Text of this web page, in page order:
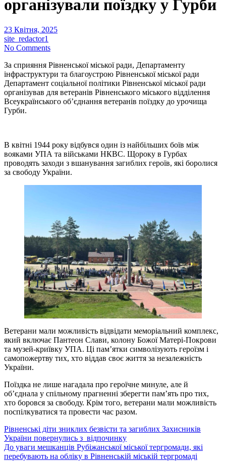
організували поїздку у Гурби
23 Квітня, 2025
site_redactor1
No Comments
За сприяння Рівненської міської ради, Департаменту
інфраструктури та благоустрою Рівненської міської ради
Департамент соціальної політики Рівненської міської ради
організував для ветеранів Рівненського міського відділення
Всеукраїнського об’єднання ветеранів поїздку до урочища
Гурби.
В квітні 1944 року відбувся один із найбільших боїв між
вояками УПА та військами НКВС. Щороку в Гурбах
проводять заходи з вшанування загиблих героїв, які боролися
за свободу України.
Ветерани мали можливість відвідати меморіальний комплекс,
який включає Пантеон Слави, колону Божої Матері-Покрови
та музей-криївку УПА. Ці пам’ятки символізують героїзм і
самопожертву тих, хто віддав своє життя за незалежність
України.
Поїздка не лише нагадала про героїчне минуле, але й
об’єднала у спільному прагненні зберегти пам’ять про тих,
хто боровся за свободу. Крім того, ветерани мали можливість
поспілкуватися та провести час разом.
Навігація
записів
Рівненські діти зниклих безвісти та загиблих Захисників
України повернулись з відпочинку
До уваги мешканців Рубіжанської міської тергромади, які
перебувають на обліку в Рівненській міській тергромаді